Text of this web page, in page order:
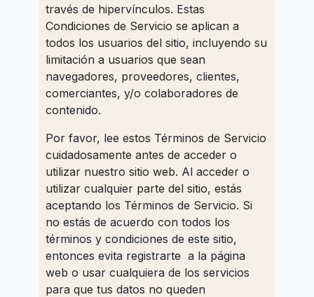
través de hipervínculos. Estas
Condiciones de Servicio se aplican a
todos los usuarios del sitio, incluyendo su
limitación a usuarios que sean
navegadores, proveedores, clientes,
comerciantes, y/o colaboradores de
contenido.
Por favor, lee estos Términos de Servicio
cuidadosamente antes de acceder o
utilizar nuestro sitio web. Al acceder o
utilizar cualquier parte del sitio, estás
aceptando los Términos de Servicio. Si
no estás de acuerdo con todos los
términos y condiciones de este sitio,
entonces evita registrarte a la página
web o usar cualquiera de los servicios
para que tus datos no queden